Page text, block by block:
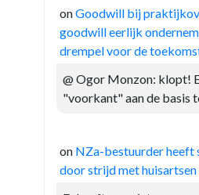
onGoodwill bij
goodwill eerlijk
drempel voor de
@ Ogor Monzon: klopt!
"voorkant" aan de basis
on NZa-bestuurder heeft
door strijd met